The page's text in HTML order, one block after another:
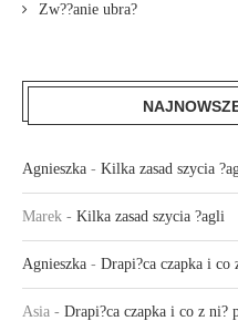
Zw??anie ubra?
Agnieszka - Kilka zasad szycia
Marek - Kilka zasad szycia ?agli
Agnieszka - Drapi?ca czapka i co
Asia - Drapi?ca czapka i co z ni?